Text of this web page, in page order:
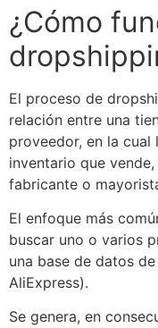
¿Cómo
El proceso de
relación entre una
proveedor, en la
inventario que
fabricante o
El enfoque más
buscar uno o varios
una base de datos
AliExpress).
Se genera, en